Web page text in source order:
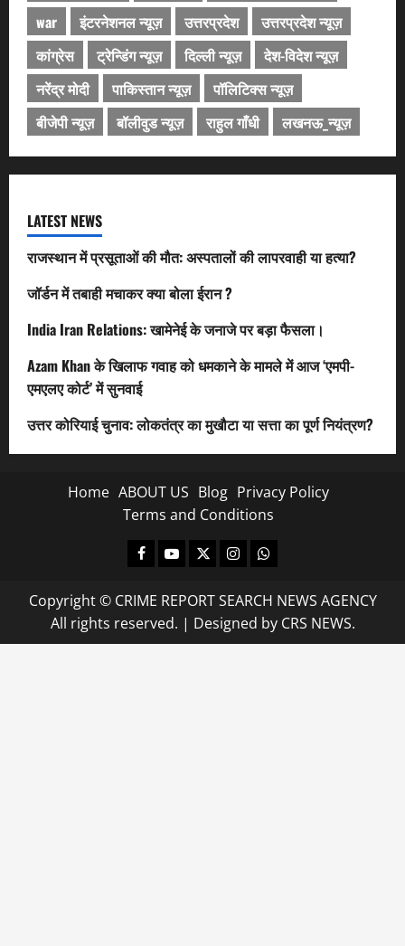
war
इंटरनेशनल न्यूज़ उत्तरप्रदेश
उत्तरप्रदेश न्यूज़
कांग्रेस
ट्रेन्डिंग न्यूज़ दिल्ली न्यूज़
देश-विदेश न्यूज़
नरेंद्र मोदी
पाकिस्तान न्यूज़
पॉलिटिक्स न्यूज़
बीजेपी न्यूज़
बॉलीवुड न्यूज़ राहुल गाँधी लखनऊ_न्यूज़
LATEST NEWS
राजस्थान में प्रसूताओं की मौत: अस्पतालों की लापरवाही या हत्या?
जॉर्डन में तबाही मचाकर क्या बोला ईरान ?
India Iran Relations: खामेनेई के जनाजे पर बड़ा फैसला।
Azam Khan के खिलाफ गवाह को धमकाने के मामले में आज ‘एमपी-
एमएलए कोर्ट’ में सुनवाई
उत्तर कोरियाई चुनाव: लोकतंत्र का मुखौटा या सत्ता का पूर्ण नियंत्रण?
Home ABOUT US Blog Privacy Policy
Terms and Conditions
Facebook
Youtube
X InstagramWhatsapp
Copyright © CRIME REPORT SEARCH NEWS AGENCY
All rights reserved. | Designed by CRS NEWS.